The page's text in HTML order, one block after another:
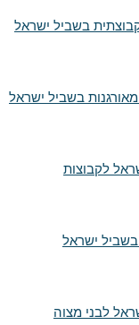
בשביל ישראל
בשביל ישראל
לקבוצות
ישראל
לבני מצוה